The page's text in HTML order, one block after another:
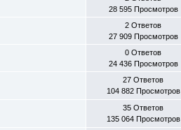
28 595 Просмотров
2 Ответов
27 909 Просмотров
0 Ответов
24 436 Просмотров
27 Ответов
104 882 Просмотров
35 Ответов
135 064 Просмотров